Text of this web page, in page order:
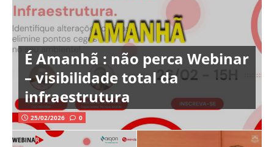
É Amanhã : não perca Webinar
– visibilidade total da
infraestrutura
25/02/2026 0